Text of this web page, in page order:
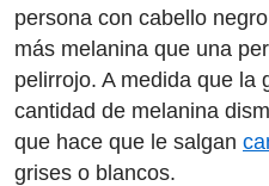
persona con cabello
más melanina que una
pelirrojo. A medida que la
cantidad de melanina
que hace que le salgan
grises o blancos.